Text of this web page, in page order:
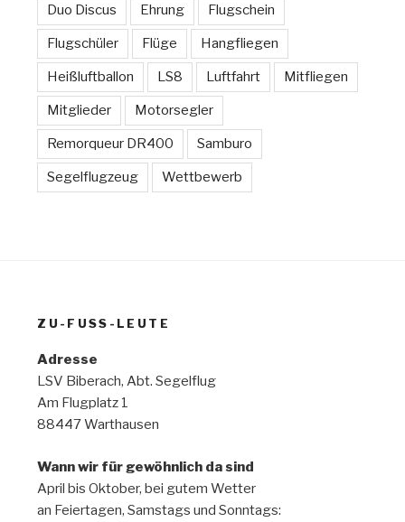
Duo Discus Ehrung Flugschein
Flugschüler Flüge Hangfliegen
Heißluftballon LS8 Luftfahrt Mitfliegen
Mitglieder Motorsegler
Remorqueur DR400 Samburo
Segelflugzeug Wettbewerb
ZU-FUSS-LEUTE
Adresse
LSV Biberach, Abt. Segelflug
Am Flugplatz 1
88447 Warthausen
Wann wir für gewöhnlich da sind
April bis Oktober, bei gutem Wetter
an Feiertagen, Samstags und Sonntags: